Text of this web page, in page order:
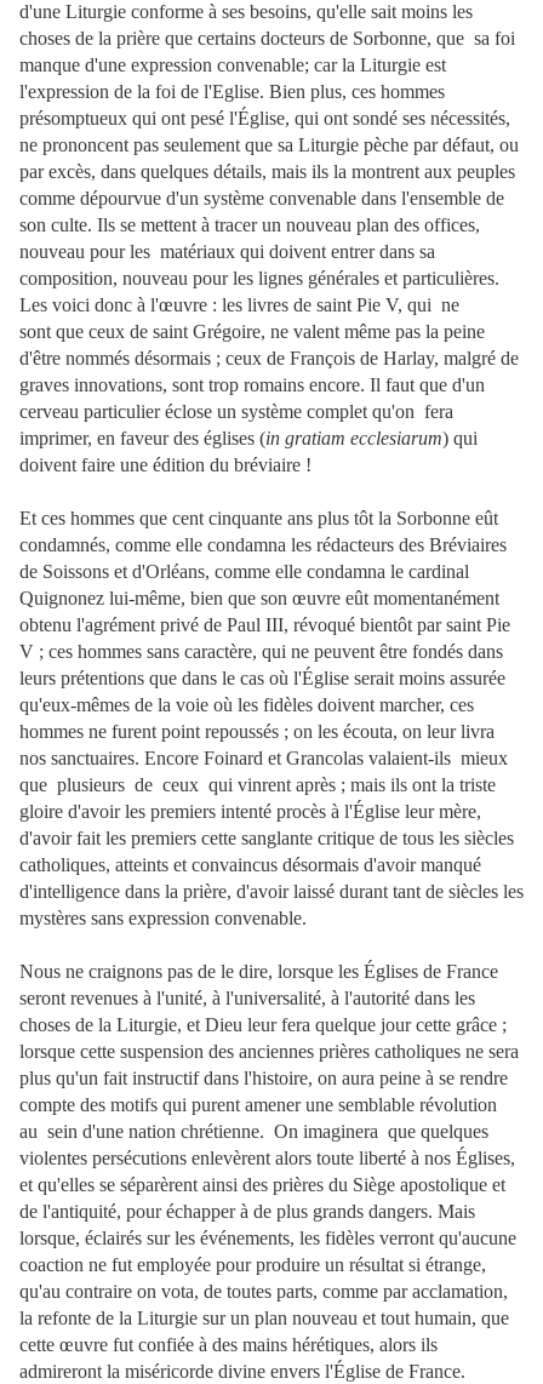
d'une Liturgie conforme à ses besoins, qu'elle sait moins les
choses de la prière que certains docteurs de Sorbonne, que sa foi
manque d'une expression convenable; car la Liturgie est
l'expression de la foi de l'Eglise. Bien plus, ces hommes
présomptueux qui ont pesé l'Église, qui ont sondé ses nécessités,
ne prononcent pas seulement que sa Liturgie pèche par défaut, ou
par excès, dans quelques détails, mais ils la montrent aux peuples
comme dépourvue d'un système convenable dans l'ensemble de
son culte. Ils se mettent à tracer un nouveau plan des offices,
nouveau pour les matériaux qui doivent entrer dans sa
composition, nouveau pour les lignes générales et particulières.
Les voici donc à l'œuvre : les livres de saint Pie V, qui ne
sont que ceux de saint Grégoire, ne valent même pas la peine
d'être nommés désormais ; ceux de François de Harlay, malgré de
graves innovations, sont trop romains encore. Il faut que d'un
cerveau particulier éclose un système complet qu'on fera
imprimer, en faveur des églises (in gratiam ecclesiarum) qui
doivent faire une édition du bréviaire !
Et ces hommes que cent cinquante ans plus tôt la Sorbonne eût
condamnés, comme elle condamna les rédacteurs des Bréviaires
de Soissons et d'Orléans, comme elle condamna le cardinal
Quignonez lui-même, bien que son œuvre eût momentanément
obtenu l'agrément privé de Paul III, révoqué bientôt par saint Pie
V ; ces hommes sans caractère, qui ne peuvent être fondés dans
leurs prétentions que dans le cas où l'Église serait moins assurée
qu'eux-mêmes de la voie où les fidèles doivent marcher, ces
hommes ne furent point repoussés ; on les écouta, on leur livra
nos sanctuaires. Encore Foinard et Grancolas valaient-ils mieux
que plusieurs de ceux qui vinrent après ; mais ils ont la triste
gloire d'avoir les premiers intenté procès à l'Église leur mère,
d'avoir fait les premiers cette sanglante critique de tous les siècles
catholiques, atteints et convaincus désormais d'avoir manqué
d'intelligence dans la prière, d'avoir laissé durant tant de siècles les
mystères sans expression convenable.
Nous ne craignons pas de le dire, lorsque les Églises de France
seront revenues à l'unité, à l'universalité, à l'autorité dans les
choses de la Liturgie, et Dieu leur fera quelque jour cette grâce ;
lorsque cette suspension des anciennes prières catholiques ne sera
plus qu'un fait instructif dans l'histoire, on aura peine à se rendre
compte des motifs qui purent amener une semblable révolution
au sein d'une nation chrétienne. On imaginera que quelques
violentes persécutions enlevèrent alors toute liberté à nos Églises,
et qu'elles se séparèrent ainsi des prières du Siège apostolique et
de l'antiquité, pour échapper à de plus grands dangers. Mais
lorsque, éclairés sur les événements, les fidèles verront qu'aucune
coaction ne fut employée pour produire un résultat si étrange,
qu'au contraire on vota, de toutes parts, comme par acclamation,
la refonte de la Liturgie sur un plan nouveau et tout humain, que
cette œuvre fut confiée à des mains hérétiques, alors ils
admireront la miséricorde divine envers l'Église de France.